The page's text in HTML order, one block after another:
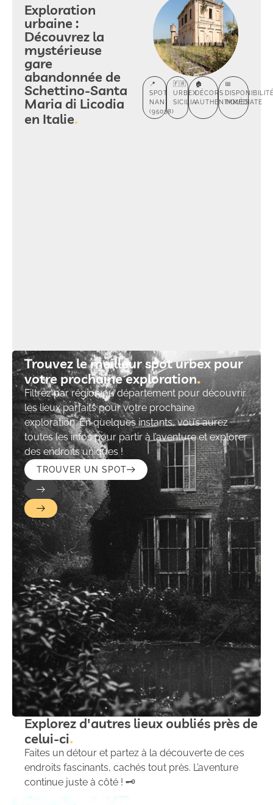
Exploration
urbaine :
Découvrez la
mystérieuse
gare
abandonnée de
Schettino-Santa
Maria di Licodia
en Italie
📍
SPOT
NAN
(95038)
🇫🇷
URBEX
SICILIA
🏚️
DÉCORS
AUTHENTIQUES
📅
IMMÉDIATE
Trouvez le meilleur spot urbex pour
votre prochaine exploration​
Filtrez par région ou département pour découvrir
les lieux parfaits pour votre prochaine
exploration. En quelques instants, vous aurez
toutes les infos pour partir à l’aventure et explorer
des endroits uniques !
TROUVER UN SPOT
Explorez d'autres lieux oubliés près de
celui-ci
Faites un détour et partez à la découverte de ces
endroits fascinants, cachés tout près. L’aventure
continue juste à côté ! 🗝️